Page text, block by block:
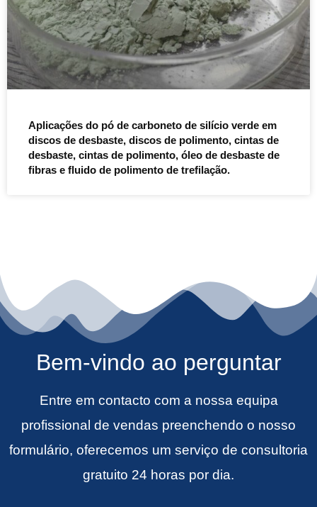
Aplicações do pó de carboneto de silício verde em
discos de desbaste, discos de polimento, cintas de
desbaste, cintas de polimento, óleo de desbaste de
fibras e fluido de polimento de trefilação.
Bem-vindo ao perguntar
Entre em contacto com a nossa equipa
profissional de vendas preenchendo o nosso
formulário, oferecemos um serviço de consultoria
gratuito 24 horas por dia.